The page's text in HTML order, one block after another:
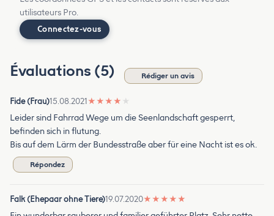
utilisateurs Pro.
Connectez-vous
Évaluations (5) Rédiger un avis
Fide (Frau)15.08.2021★ ★ ★ ★ ★
Leider sind Fahrrad Wege um die Seenlandschaft gesperrt,
befinden sich in flutung.
Bis auf dem Lärm der Bundesstraße aber für eine Nacht ist es ok.
Répondez
Falk (Ehepaar ohne Tiere)19.07.2020★ ★ ★ ★ ★